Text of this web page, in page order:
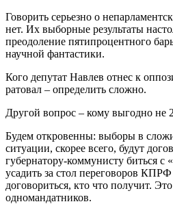
Говорить серьезно о
нет. Их выборные результаты
преодоление пятипроцентного
научной фантастики.
Кого депутат Навлев отнес к
ратовал – определить сложно.
Другой вопрос – кому выгодно не
Будем откровенны: выборы в
ситуации, скорее всего, будут
губернатору-коммунисту биться
усадить за стол переговоров
договориться, кто что получит.
одномандатников.